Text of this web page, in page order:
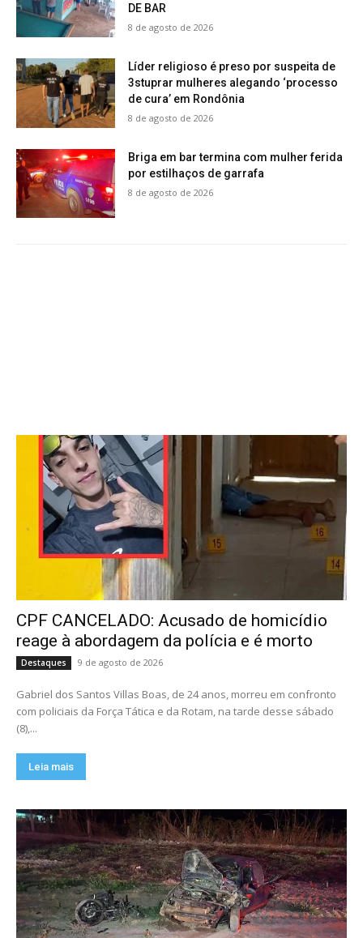
DE BAR
8 de agosto de 2026
Líder religioso é preso por suspeita de
3stuprar mulheres alegando ‘processo
de cura’ em Rondônia
8 de agosto de 2026
Briga em bar termina com mulher ferida
por estilhaços de garrafa
8 de agosto de 2026
CPF CANCELADO: Acusado de homicídio
reage à abordagem da polícia e é morto
Destaques 9 de agosto de 2026
Gabriel dos Santos Villas Boas, de 24 anos, morreu em confronto
com policiais da Força Tática e da Rotam, na tarde desse sábado
(8),...
Leia mais